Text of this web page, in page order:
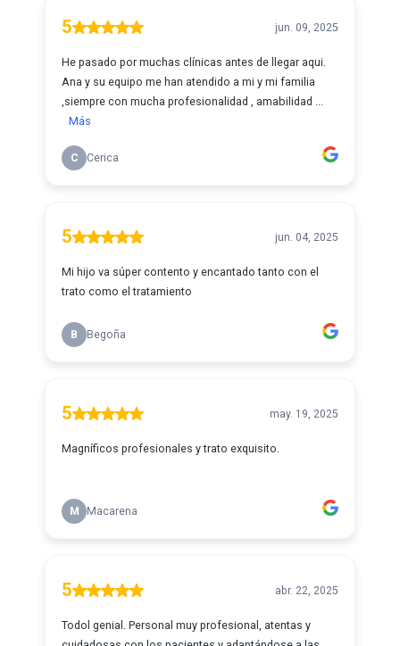
5 jun. 09, 2025
He pasado por muchas clínicas antes de llegar aqui.
Ana y su equipo me han atendido a mi y mi familia
,siempre con mucha profesionalidad , amabilidad ...
Más
C Cerica
5 jun. 04, 2025
Mi hijo va súper contento y encantado tanto con el
trato como el tratamiento
B Begoña
5 may. 19, 2025
Magníficos profesionales y trato exquisito.
M Macarena
5 abr. 22, 2025
Todol genial. Personal muy profesional, atentas y